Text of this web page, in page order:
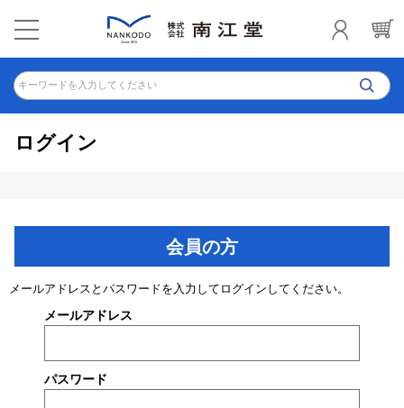
キーワードを入力してください
ログイン
会員の方
メールアドレスとパスワードを入力してログインしてください。
メールアドレス
パスワード